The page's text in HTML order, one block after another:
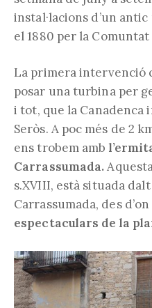
instal·lacions d’un
el 1880 per la Comuntat
La primera intervenció
posar una turbina per
i tot, que la Canadenca
Seròs. A poc més de 2
ens trobem amb
Carrassumada.
s.XVIII, està situada
Carrassumada, des
espectaculars de la